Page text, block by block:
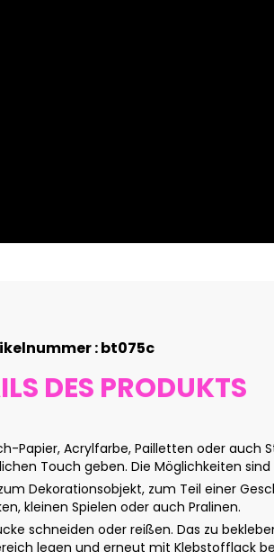
: bt075c
DES PRODUKTS
Papier, Acrylfarbe, Pailletten oder auch
Touch geben. Die Möglichkeiten sind
zum Dekorationsobjekt, zum Teil einer
kleinen Spielen oder auch Pralinen.
schneiden oder reißen. Das zu
legen und erneut mit Klebstofflack